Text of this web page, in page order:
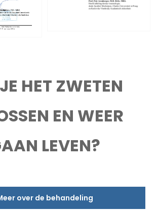
HET ZWETEN
EN WEER
LEVEN?
over de behandeling